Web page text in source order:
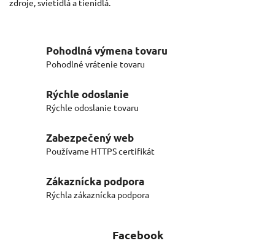
zdroje, svietidlá a tienidlá.
Pohodlná výmena tovaru
Pohodlné vrátenie tovaru
Rýchle odoslanie
Rýchle odoslanie tovaru
Zabezpečený web
Používame HTTPS certifikát
Zákaznícka podpora
Rýchla zákaznícka podpora
Facebook